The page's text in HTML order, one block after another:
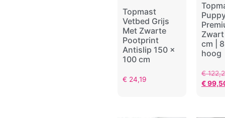
Topmast
Vetbed Grijs
Met Zwarte
Pootprint
Antislip 150 x
100 cm
€ 24,19
cm |
hoog
€
€